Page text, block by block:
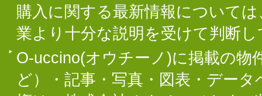
購入に関する最新情報について
業より十分な説明を受けて判断
O-uccino(オウチーノ)に掲載の物
ど）・記事・写真・図表・デー